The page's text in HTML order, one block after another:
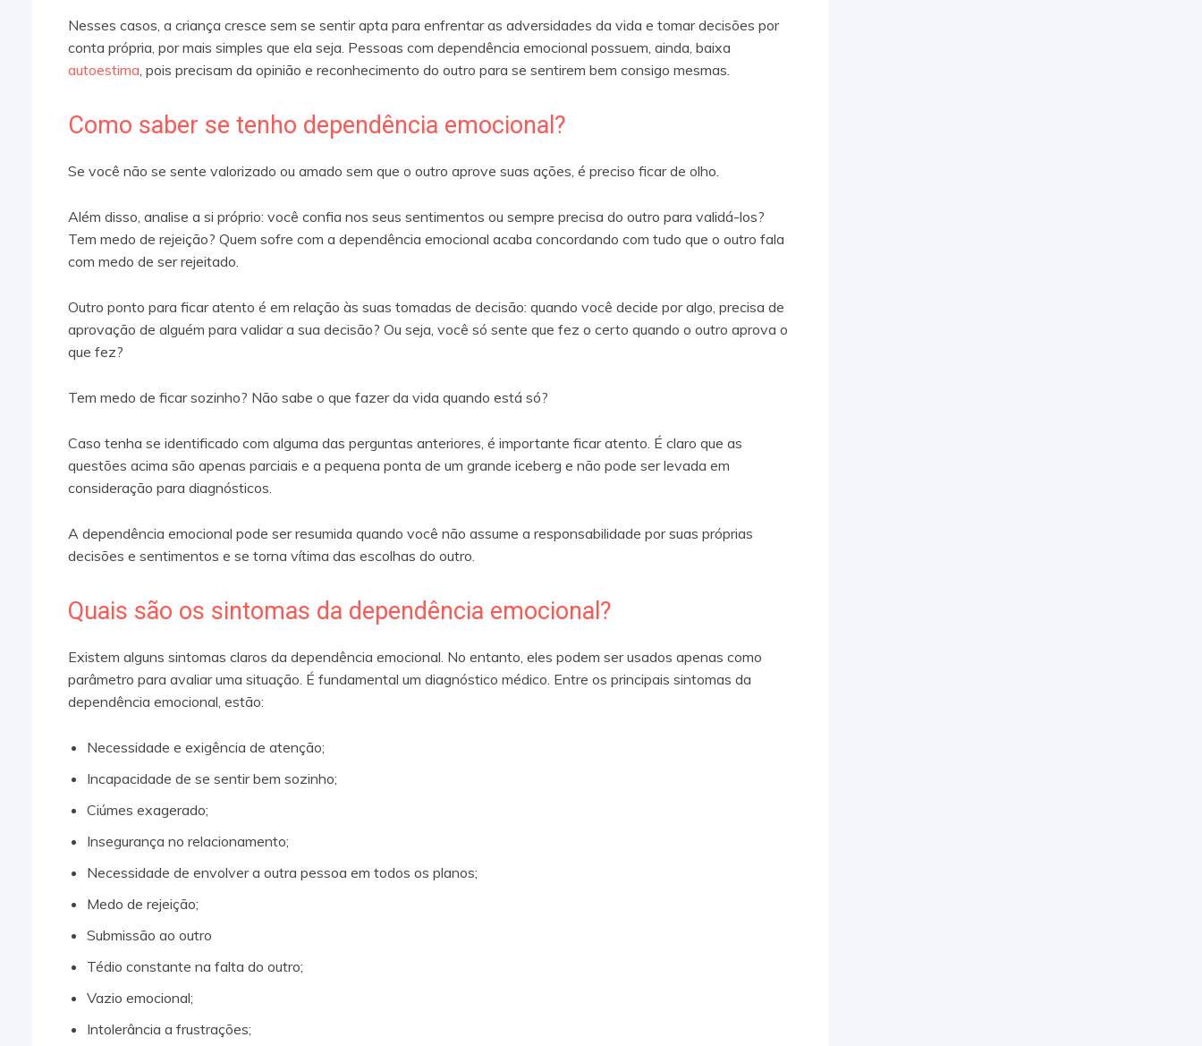
Nesses casos, a criança cresce sem se sentir apta para enfrentar as adversidades da vida e tomar decisões por
conta própria, por mais simples que ela seja. Pessoas com dependência emocional possuem, ainda, baixa
autoestima , pois precisam da opinião e reconhecimento do outro para se sentirem bem consigo mesmas.
Como saber se tenho dependência emocional?
Se você não se sente valorizado ou amado sem que o outro aprove suas ações, é preciso ficar de olho.
Além disso, analise a si próprio: você confia nos seus sentimentos ou sempre precisa do outro para validá-los?
Tem medo de rejeição? Quem sofre com a dependência emocional acaba concordando com tudo que o outro fala
com medo de ser rejeitado.
Outro ponto para ficar atento é em relação às suas tomadas de decisão: quando você decide por algo, precisa de
aprovação de alguém para validar a sua decisão? Ou seja, você só sente que fez o certo quando o outro aprova o
que fez?
Tem medo de ficar sozinho? Não sabe o que fazer da vida quando está só?
Caso tenha se identificado com alguma das perguntas anteriores, é importante ficar atento. É claro que as
questões acima são apenas parciais e a pequena ponta de um grande iceberg e não pode ser levada em
consideração para diagnósticos.
A dependência emocional pode ser resumida quando você não assume a responsabilidade por suas próprias
decisões e sentimentos e se torna vítima das escolhas do outro.
Quais são os sintomas da dependência emocional?
Existem alguns sintomas claros da dependência emocional. No entanto, eles podem ser usados apenas como
parâmetro para avaliar uma situação. É fundamental um diagnóstico médico. Entre os principais sintomas da
dependência emocional, estão:
Necessidade e exigência de atenção;
Incapacidade de se sentir bem sozinho;
Ciúmes exagerado;
Insegurança no relacionamento;
Necessidade de envolver a outra pessoa em todos os planos;
Medo de rejeição;
Submissão ao outro
Tédio constante na falta do outro;
Vazio emocional;
Intolerância a frustrações;